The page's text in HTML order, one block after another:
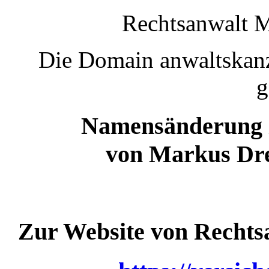
Rechtsanwalt
Die Domain
Namensänderung
von Markus
Zur Website von